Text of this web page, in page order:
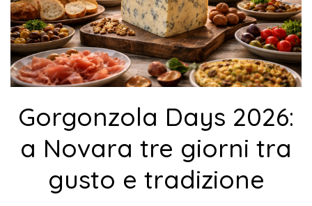
Gorgonzola Days 2026:
a Novara tre giorni tra
gusto e tradizione